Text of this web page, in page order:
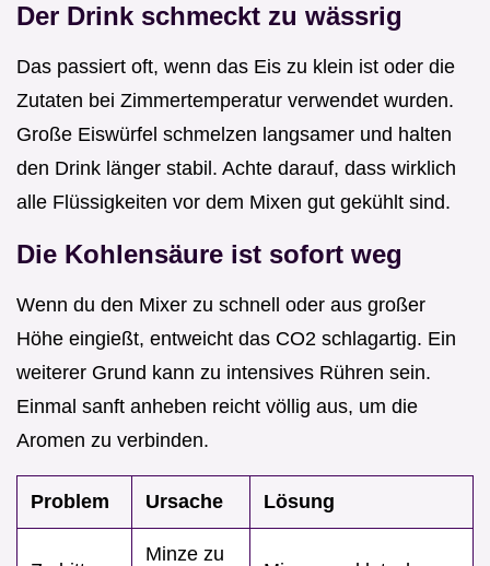
Der Drink schmeckt zu wässrig
Das passiert oft, wenn das Eis zu klein ist oder die
Zutaten bei Zimmertemperatur verwendet wurden.
Große Eiswürfel schmelzen langsamer und halten
den Drink länger stabil. Achte darauf, dass wirklich
alle Flüssigkeiten vor dem Mixen gut gekühlt sind.
Die Kohlensäure ist sofort weg
Wenn du den Mixer zu schnell oder aus großer
Höhe eingießt, entweicht das CO2 schlagartig. Ein
weiterer Grund kann zu intensives Rühren sein.
Einmal sanft anheben reicht völlig aus, um die
Aromen zu verbinden.
Problem Ursache Lösung
Minze zu